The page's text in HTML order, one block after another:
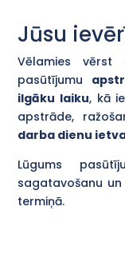
Jūsu
Vēlamies vērst
pasūtījumu
ilgāku laiku, kā
apstrāde,
darba dienu
Lūgums
sagatavošanu
termiņā.